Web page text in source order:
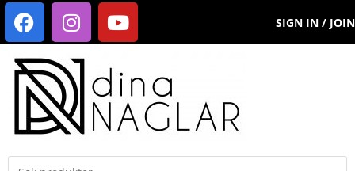
SIGN IN / JOIN